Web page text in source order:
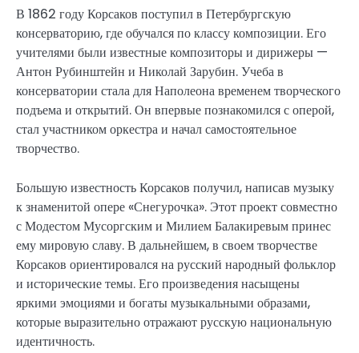
В 1862 году Корсаков поступил в Петербургскую
консерваторию, где обучался по классу композиции. Его
учителями были известные композиторы и дирижеры —
Антон Рубинштейн и Николай Зарубин. Учеба в
консерватории стала для Наполеона временем творческого
подъема и открытий. Он впервые познакомился с оперой,
стал участником оркестра и начал самостоятельное
творчество.
Большую известность Корсаков получил, написав музыку
к знаменитой опере «Снегурочка». Этот проект совместно
с Модестом Мусоргским и Милием Балакиревым принес
ему мировую славу. В дальнейшем, в своем творчестве
Корсаков ориентировался на русский народный фольклор
и исторические темы. Его произведения насыщены
яркими эмоциями и богаты музыкальными образами,
которые выразительно отражают русскую национальную
идентичность.